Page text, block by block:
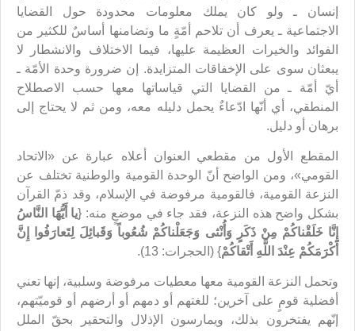
إنسان ـ ولو كان يملك معلومات محدودة حول القضايا
الاجتماعية ـ يعرف أن تلاحم أمّةٍ ما وتضامنها أساسٌ للكثير من
الفوائد والخيرات العظيمة عليها، فيما الاختلاف والانشطار لا
يبعثان سوى على الإخفاقات المتزايدة. إن ضرورة وحدة الأمّة ـ
أيّ أمّة ـ من القضايا التي قياساتها معها حسب الاصطلاح
المنطقي، أي أنّها ادّعاءٌ يحمل دليله معه، ومن ثم لا يحتاج إلى
برهان أو دليل.
المقطع الأول من مقطعي العنوان أعلاه عبارة عن «الاتحاد
القومي»، ومن الواضح أنّ الوحدة القومية والوطنية تختلف عن
النزعة القومية، فالقومية مرفوضة في الإسلام، وقد ذمّ القرآن
بشكل واضح هذه النزعة، فقد جاء في موضعٍ منه: {يا أَيُّهَا النَّاسُ
إِنَّا خَلَقْناكُمْ مِنْ ذَكَرٍ وَأُنْثى وَجَعَلْناكُمْ شُعُوباً وَقَبائِلَ لِتَعارَفُوا إِنَّ
أَكْرَمَكُمْ عِنْدَ اللَّهِ أَتْقاكُمْ} (الحجرات: 13).
وتحمل النزعة القومية معها معطيات مرفوضة وسلبية، إنها تعني
أفضلية قومٍ على آخرين؛ للغتهم أو دمهم أو أرضهم أو قوميّتهم،
إنّهم يفتخرون بذلك، ويمارسون الإذلال والتحقير بحقّ الملل